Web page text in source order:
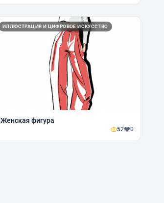
ИЛЛЮСТРАЦИЯ И ЦИФРОВОЕ ИСКУССТВО
Женская фигура
52 0